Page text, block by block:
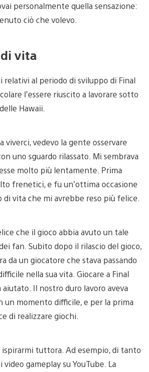
personalmente quella sensazione:
ciò che volevo.
vita
relativi al periodo di sviluppo di Final
l’essere riuscito a lavorare sotto
Hawaii.
viverci, vedevo la gente osservare
uno sguardo rilassato. Mi sembrava
molto più lentamente. Prima
frenetici, e fu un’ottima occasione
vita che mi avrebbe reso più felice.
che il gioco abbia avuto un tale
fan. Subito dopo il rilascio del gioco,
da un giocatore che stava passando
nella sua vita. Giocare a Final
aiutato. Il nostro duro lavoro aveva
un momento difficile, e per la prima
di realizzare giochi.
tuttora. Ad esempio, di tanto
gameplay su YouTube. La